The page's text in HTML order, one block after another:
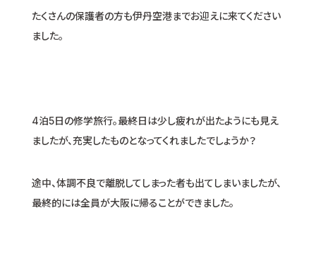
たくさんの保護者の方も伊丹空港までお迎えに来てください
ました。
4泊5日の修学旅行。最終日は少し疲れが出たようにも見え
ましたが、充実したものとなってくれましたでしょうか？
途中、体調不良で離脱してしまった者も出てしまいましたが、
最終的には全員が大阪に帰ることができました。